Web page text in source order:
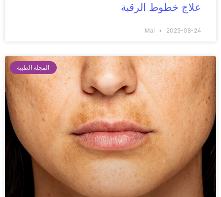
علاج خطوط الرقبة
Mai 2025-08-24
المجلة الطبية